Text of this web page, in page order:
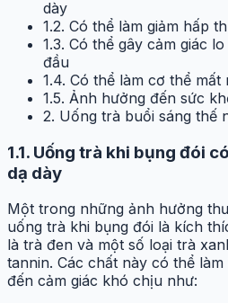
dày
1.2. Có thể làm giảm hấp
1.3. Có thể gây cảm giác
đầu
1.4. Có thể làm cơ thể mất
1.5. Ảnh hưởng đến sức
2. Uống trà buổi sáng thế
1.1. Uống trà khi bụng đói
dạ dày
Một trong những ảnh hưởng
uống trà khi bụng đói là kích
là trà đen và một số loại trà
tannin. Các chất này có thể
đến cảm giác khó chịu như: